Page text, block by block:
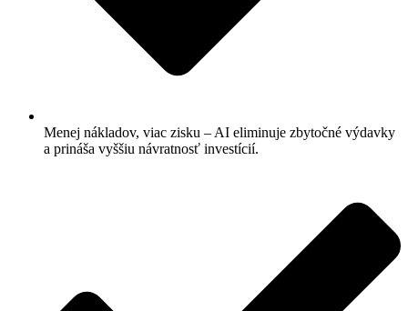
Menej nákladov, viac zisku – AI eliminuje zbytočné výdavky
a prináša vyššiu návratnosť investícií.